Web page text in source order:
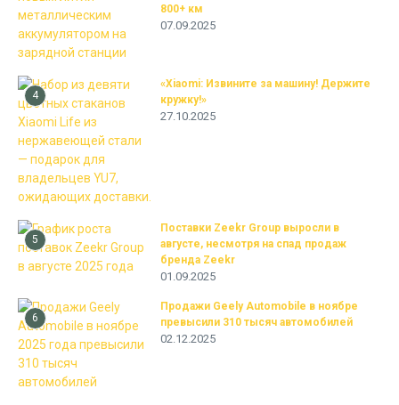
800+ км
07.09.2025
4
«Xiaomi: Извините за машину! Держите
кружку!»
27.10.2025
5
Поставки Zeekr Group выросли в
августе, несмотря на спад продаж
бренда Zeekr
01.09.2025
6
Продажи Geely Automobile в ноябре
превысили 310 тысяч автомобилей
02.12.2025